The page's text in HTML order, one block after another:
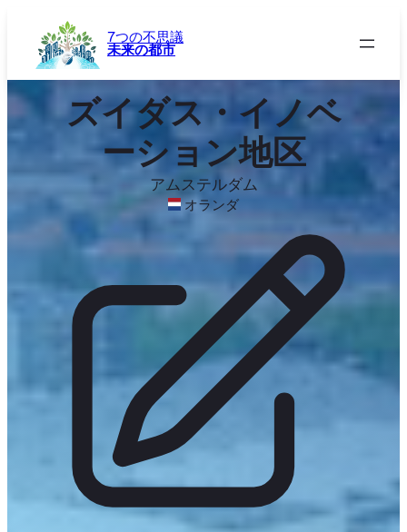
キ
プ
7つの不思議
未来の都市
ズイダス・イノベ
ーション地区
アムステルダム
オランダ